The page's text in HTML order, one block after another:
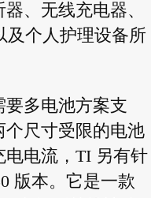
、无线充电器、
及个人护理设备所
要多电池方案支
尺寸受限的电池
电电流，TI 另有针
版本。它是一款